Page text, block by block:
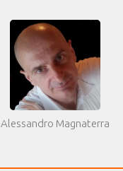
Alessandro Magnaterra